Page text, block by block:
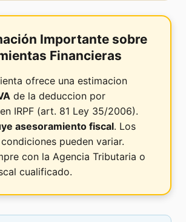
Importante sobre
Financieras
ofrece una estimacion
de la deduccion por
IRPF (art. 81 Ley 35/2006).
asesoramiento fiscal. Los
pueden variar.
con la Agencia Tributaria o
cualificado.